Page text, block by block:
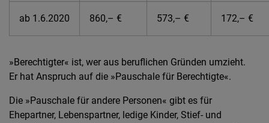
ab 1.6.2020 860,– € 573,– € 172,– €
»Berechtigter« ist, wer aus beruflichen Gründen umzieht.
Er hat Anspruch auf die »Pauschale für Berechtigte«.
Die »Pauschale für andere Personen« gibt es für
Ehepartner, Lebenspartner, ledige Kinder, Stief- und